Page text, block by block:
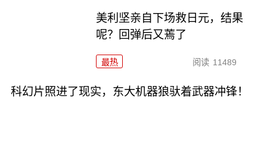
美利坚亲自下场救日元，结果
呢？回弹后又蔫了
最热 阅读 11489
科幻片照进了现实，东大机器狼驮着武器冲锋！